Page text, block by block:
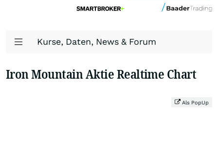
Kurse, Daten, News & Forum
Iron Mountain Aktie Realtime Chart
Als PopUp